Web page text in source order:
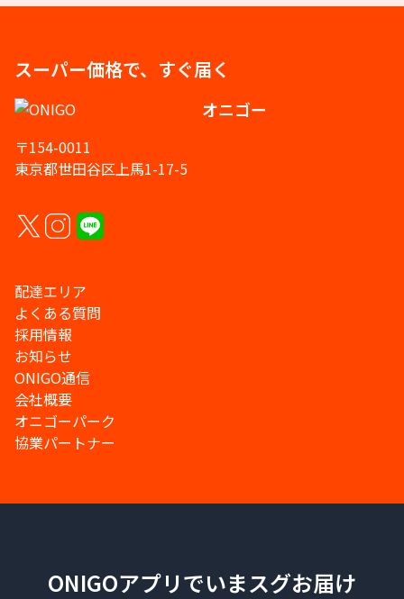
スーパー価格で、すぐ届く
オニゴー
〒154-0011
東京都世田谷区上馬1-17-5
配達エリア
よくある質問
採用情報
お知らせ
ONIGO通信
会社概要
オニゴーパーク
協業パートナー
ONIGOアプリでいまスグお届け